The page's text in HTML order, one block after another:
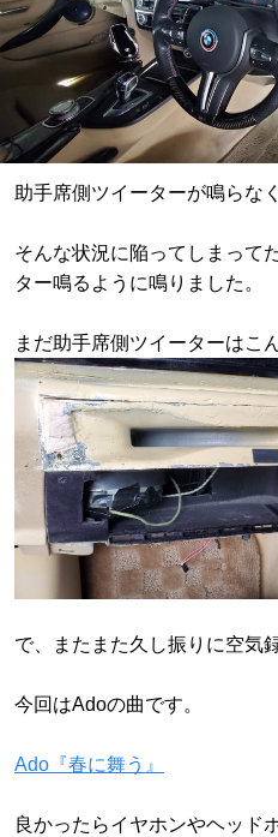
助手席側ツイーターが鳴ら
そんな状況に陥ってしまって
ター鳴るように鳴りました。
まだ助手席側ツイーターはこ
で、またまた久し振りに空気録
今回はAdoの曲です。
Ado『春に舞う』
良かったらイヤホンやヘッド